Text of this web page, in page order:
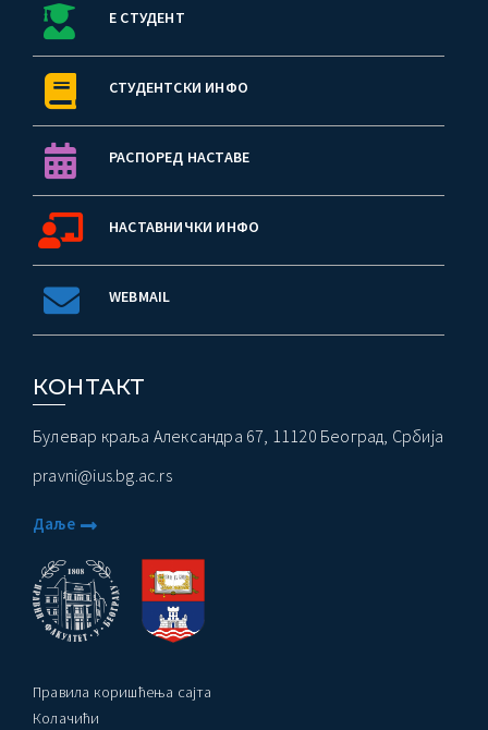
Е СТУДЕНТ
СТУДЕНТСКИ ИНФО
РАСПОРЕД НАСТАВЕ
НАСТАВНИЧКИ ИНФО
WEBMAIL
КОНТАКТ
Булевар краља Александра 67, 11120 Београд, Србија
pravni@ius.bg.ac.rs
Даље
Правила коришћења сајта
Колачићи